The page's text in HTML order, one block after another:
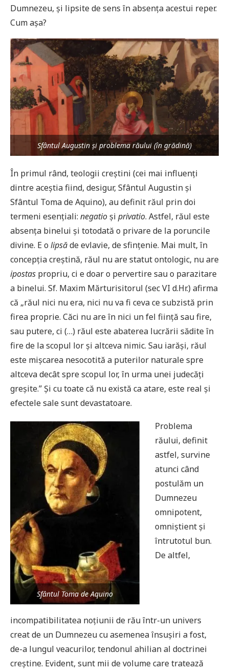
Dumnezeu, și lipsite de sens în absența acestui reper.
Cum așa?
Sfântul Augustin și problema răului (în grădină)
În primul rând, teologii creștini (cei mai influenți
dintre aceștia fiind, desigur, Sfântul Augustin și
Sfântul Toma de Aquino), au definit răul prin doi
termeni esențiali: negatioși privatio. Astfel, răul este
absența binelui și totodată o privare de la poruncile
divine. E o lipsăde evlavie, de sfințenie. Mai mult, în
concepția creștină, răul nu are statut ontologic, nu are
ipostas propriu, ci e doar o pervertire sau o parazitare
a binelui. Sf. Maxim Mărturisitorul (sec VI d.Hr.) afirma
că „răul nici nu era, nici nu va fi ceva ce subzistă prin
firea proprie. Căci nu are în nici un fel ființă sau fire,
sau putere, ci (…) răul este abaterea lucrării sădite în
fire de la scopul lor și altceva nimic. Sau iarăși, răul
este mișcarea nesocotită a puterilor naturale spre
altceva decât spre scopul lor, în urma unei judecăți
greșite.” Și cu toate că nu există ca atare, este real și
efectele sale sunt devastatoare.
Sfântul Toma de Aquino
Problema
răului, definit
astfel, survine
atunci când
postulăm un
Dumnezeu
omnipotent,
omniștient și
întrutotul bun.
De altfel,
incompatibilitatea noțiunii de rău într-un univers
creat de un Dumnezeu cu asemenea însușiri a fost,
de-a lungul veacurilor, tendonul ahilian al doctrinei
creștine. Evident, sunt mii de volume care tratează